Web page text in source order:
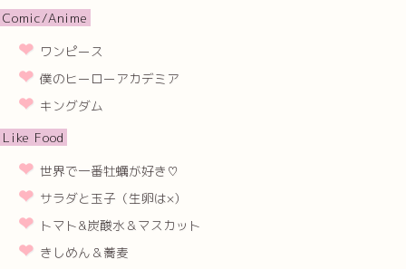
Comic/Anime
ワンピース
僕のヒーローアカデミア
キングダム
Like Food
世界で一番牡蠣が好き♡
サラダと玉子（生卵は×）
トマト&炭酸水＆マスカット
きしめん＆蕎麦